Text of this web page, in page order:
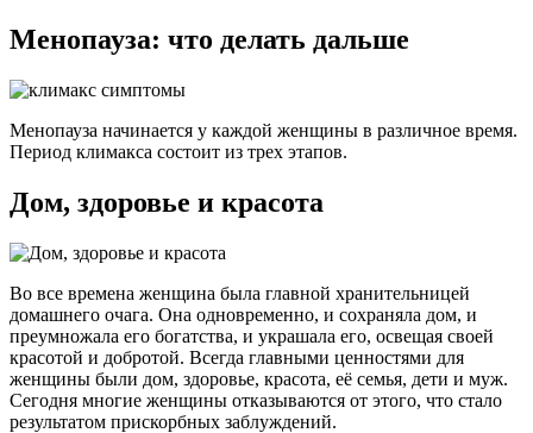
Менопауза: что делать дальше
Менопауза начинается у каждой женщины в различное время.
Период климакса состоит из трех этапов.
Дом, здоровье и красота
Во все времена женщина была главной хранительницей
домашнего очага. Она одновременно, и сохраняла дом, и
преумножала его богатства, и украшала его, освещая своей
красотой и добротой. Всегда главными ценностями для
женщины были дом, здоровье, красота, её семья, дети и муж.
Сегодня многие женщины отказываются от этого, что стало
результатом прискорбных заблуждений.